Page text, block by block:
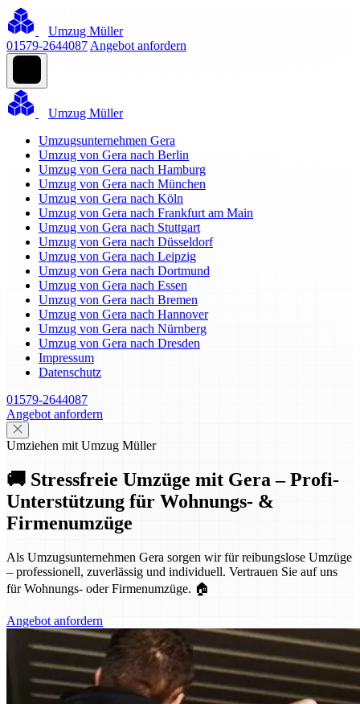
Umzug Müller
01579-2644087 Angebot anfordern
Umzug Müller
Umzugsunternehmen Gera
Umzug von Gera nach Berlin
Umzug von Gera nach Hamburg
Umzug von Gera nach München
Umzug von Gera nach Köln
Umzug von Gera nach Frankfurt am Main
Umzug von Gera nach Stuttgart
Umzug von Gera nach Düsseldorf
Umzug von Gera nach Leipzig
Umzug von Gera nach Dortmund
Umzug von Gera nach Essen
Umzug von Gera nach Bremen
Umzug von Gera nach Hannover
Umzug von Gera nach Nürnberg
Umzug von Gera nach Dresden
Impressum
Datenschutz
01579-2644087
Angebot anfordern
Umziehen mit Umzug Müller
🚚 Stressfreie Umzüge mit Gera – Profi-
Unterstützung für Wohnungs- &
Firmenumzüge
Als Umzugsunternehmen Gera sorgen wir für reibungslose Umzüge
– professionell, zuverlässig und individuell. Vertrauen Sie auf uns
für Wohnungs- oder Firmenumzüge. 🏠
Angebot anfordern